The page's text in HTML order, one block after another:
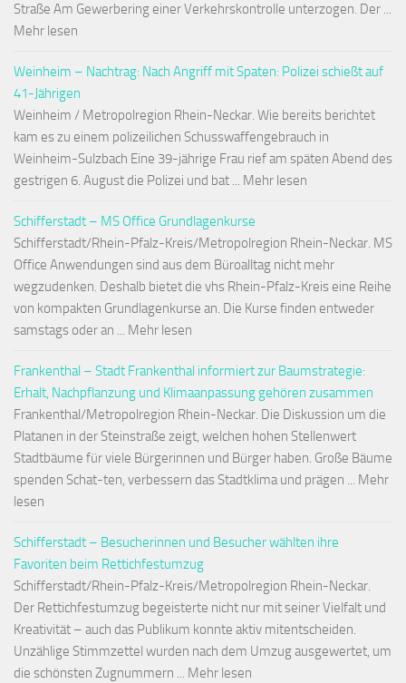
Straße Am Gewerbering einer Verkehrskontrolle unterzogen. Der ...
Mehr lesen
Weinheim – Nachtrag: Nach Angriff mit Spaten: Polizei schießt auf
41-Jährigen
Weinheim / Metropolregion Rhein-Neckar. Wie bereits berichtet
kam es zu einem polizeilichen Schusswaffengebrauch in
Weinheim-Sulzbach Eine 39-jährige Frau rief am späten Abend des
gestrigen 6. August die Polizei und bat ... Mehr lesen
Schifferstadt – MS Office Grundlagenkurse
Schifferstadt/Rhein-Pfalz-Kreis/Metropolregion Rhein-Neckar. MS
Office Anwendungen sind aus dem Büroalltag nicht mehr
wegzudenken. Deshalb bietet die vhs Rhein-Pfalz-Kreis eine Reihe
von kompakten Grundlagenkurse an. Die Kurse finden entweder
samstags oder an ... Mehr lesen
Frankenthal – Stadt Frankenthal informiert zur Baumstrategie:
Erhalt, Nachpflanzung und Klimaanpassung gehören zusammen
Frankenthal/Metropolregion Rhein-Neckar. Die Diskussion um die
Platanen in der Steinstraße zeigt, welchen hohen Stellenwert
Stadtbäume für viele Bürgerinnen und Bürger haben. Große Bäume
spenden Schat-ten, verbessern das Stadtklima und prägen ... Mehr
lesen
Schifferstadt – Besucherinnen und Besucher wählten ihre
Favoriten beim Rettichfestumzug
Schifferstadt/Rhein-Pfalz-Kreis/Metropolregion Rhein-Neckar.
Der Rettichfestumzug begeisterte nicht nur mit seiner Vielfalt und
Kreativität – auch das Publikum konnte aktiv mitentscheiden.
Unzählige Stimmzettel wurden nach dem Umzug ausgewertet, um
die schönsten Zugnummern ... Mehr lesen